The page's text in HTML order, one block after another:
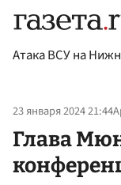
Атака ВСУ на
23 января 2024 21:44
Глава